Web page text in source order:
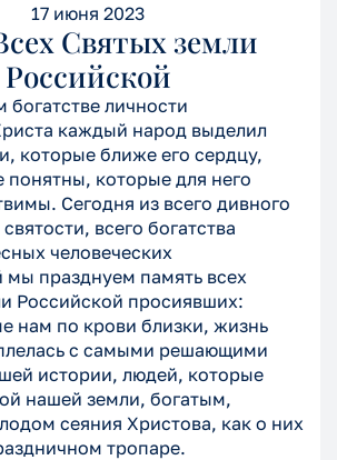
17 июня 2023
Святых земли
Российской
богатстве личности
каждый народ выделил
которые ближе его сердцу,
понятны, которые для него
Сегодня из всего дивного
всего богатства
человеческих
празднуем память всех
Российской просиявших:
нам по крови близки, жизнь
с самыми решающими
истории, людей, которые
нашей земли, богатым,
сеяния Христова, как о них
тропаре.